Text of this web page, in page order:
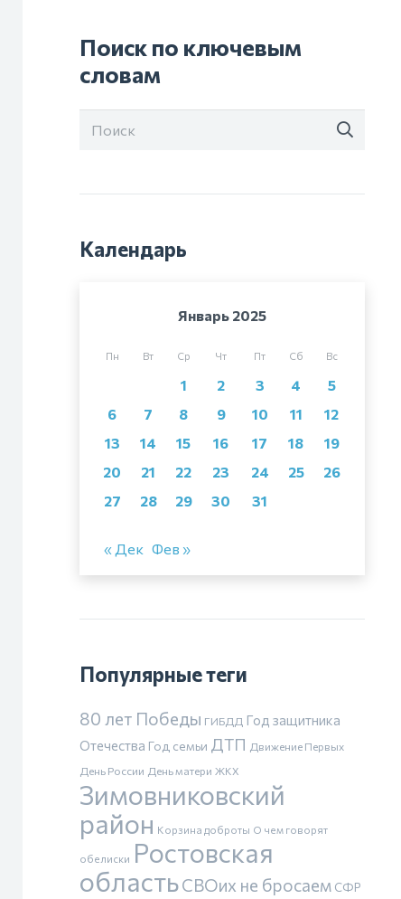
Поиск по ключевым
словам
Календарь
Январь 2025
Пн Вт Ср Чт Пт Сб Вс
1 2 3 4
5
6
7 8 9 10 11
12
13
14 15 16 17 18
19
20
21 22 23 24 25
26
27
28 29 30 31
« Дек Фев »
Популярные теги
80 лет Победы ГИБДД Год защитника
Отечества Год семьи ДТП Движение Первых
День России День матери ЖКХ
Зимовниковский
район Корзина доброты О чем говорят
обелиски Ростовская
областьСВОих не бросаем СФР